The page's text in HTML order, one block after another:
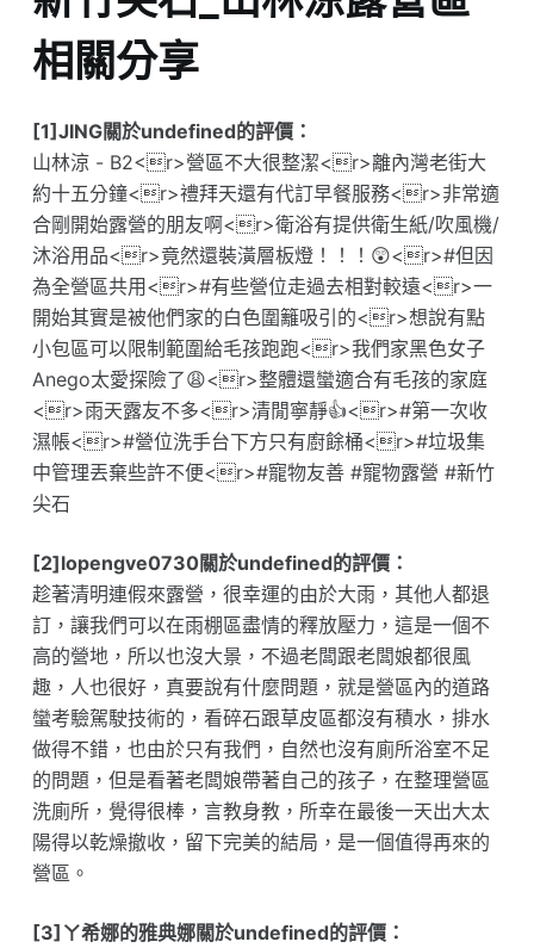
相關分享
[1]JING關於undefined的評價：
山林涼 - B2<r>營區不大很整潔<r>離內灣老街大
約十五分鐘<r>禮拜天還有代訂早餐服務<r>非常適
合剛開始露營的朋友啊<r>衛浴有提供衛生紙/吹風機/
沐浴用品<r>竟然還裝潢層板燈！！！😲<r>#但因
為全營區共用<r>#有些營位走過去相對較遠<r>一
開始其實是被他們家的白色圍籬吸引的<r>想說有點
小包區可以限制範圍給毛孩跑跑<r>我們家黑色女子
Anego太愛探險了😩<r>整體還蠻適合有毛孩的家庭
<r>雨天露友不多<r>清閒寧靜👍<r>#第一次收
濕帳<r>#營位洗手台下方只有廚餘桶<r>#垃圾集
中管理丟棄些許不便<r>#寵物友善 #寵物露營 #新竹
尖石
[2]lopengve0730關於undefined的評價：
趁著清明連假來露營，很幸運的由於大雨，其他人都退
訂，讓我們可以在雨棚區盡情的釋放壓力，這是一個不
高的營地，所以也沒大景，不過老闆跟老闆娘都很風
趣，人也很好，真要說有什麼問題，就是營區內的道路
蠻考驗駕駛技術的，看碎石跟草皮區都沒有積水，排水
做得不錯，也由於只有我們，自然也沒有廁所浴室不足
的問題，但是看著老闆娘帶著自己的孩子，在整理營區
洗廁所，覺得很棒，言教身教，所幸在最後一天出大太
陽得以乾燥撤收，留下完美的結局，是一個值得再來的
營區。
[3]ㄚ希娜的雅典娜關於undefined的評價：